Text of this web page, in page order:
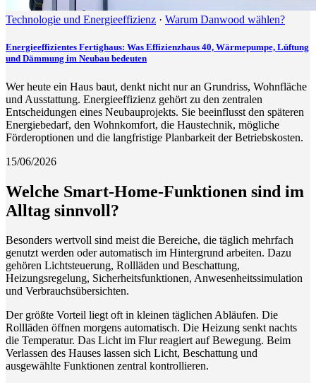
Technologie und Energieeffizienz · Warum Danwood wählen?
Energieeffizientes Fertighaus: Was Effizienzhaus 40, Wärmepumpe, Lüftung
und Dämmung im Neubau bedeuten
Wer heute ein Haus baut, denkt nicht nur an Grundriss, Wohnfläche
und Ausstattung. Energieeffizienz gehört zu den zentralen
Entscheidungen eines Neubauprojekts. Sie beeinflusst den späteren
Energiebedarf, den Wohnkomfort, die Haustechnik, mögliche
Förderoptionen und die langfristige Planbarkeit der Betriebskosten.
15/06/2026
Welche Smart-Home-Funktionen sind im
Alltag sinnvoll?
Besonders wertvoll sind meist die Bereiche, die täglich mehrfach
genutzt werden oder automatisch im Hintergrund arbeiten. Dazu
gehören Lichtsteuerung, Rollläden und Beschattung,
Heizungsregelung, Sicherheitsfunktionen, Anwesenheitssimulation
und Verbrauchsübersichten.
Der größte Vorteil liegt oft in kleinen täglichen Abläufen. Die
Rollläden öffnen morgens automatisch. Die Heizung senkt nachts
die Temperatur. Das Licht im Flur reagiert auf Bewegung. Beim
Verlassen des Hauses lassen sich Licht, Beschattung und
ausgewählte Funktionen zentral kontrollieren.